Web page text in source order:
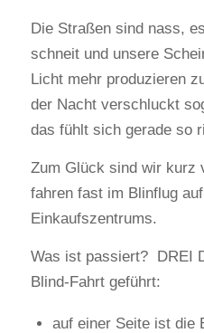
Die Straßen sind nass,
schneit und unsere
Licht mehr produzieren
der Nacht verschluckt
das fühlt sich gerade so
Zum Glück sind wir kurz
fahren fast im Blinflug
Einkaufszentrums.
Was ist passiert? DREI
Blind-Fahrt geführt:
auf einer Seite ist die